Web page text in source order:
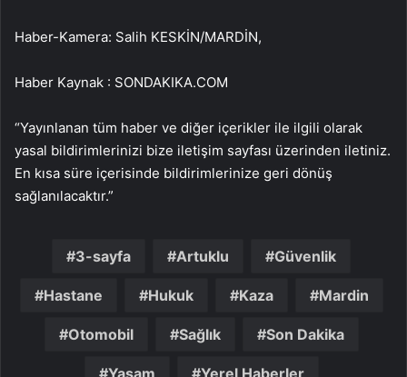
Haber-Kamera: Salih KESKİN/MARDİN,
Haber Kaynak : SONDAKIKA.COM
“Yayınlanan tüm haber ve diğer içerikler ile ilgili olarak
yasal bildirimlerinizi bize iletişim sayfası üzerinden iletiniz.
En kısa süre içerisinde bildirimlerinize geri dönüş
sağlanılacaktır.”
3-sayfa Artuklu Güvenlik
Hastane Hukuk Kaza Mardin
Otomobil Sağlık Son Dakika
Yaşam Yerel Haberler